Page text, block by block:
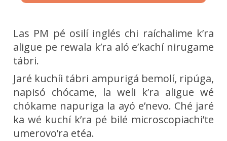
Las PM pé osilí inglés chi raíchalime k’ra
aligue pe rewala k’ra aló e’kachí nirugame
tábri.
Jaré kuchíi tábri ampurigá bemolí, ripúga,
napisó chócame, la weli k’ra aligue wé
chókame napuriga la ayó e’nevo. Ché jaré
ka wé kuchí k’ra pé bilé microscopiachi’te
umerovo’ra etéa.